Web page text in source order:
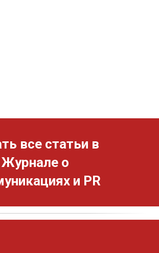
все статьи в
Журнале о
и PR